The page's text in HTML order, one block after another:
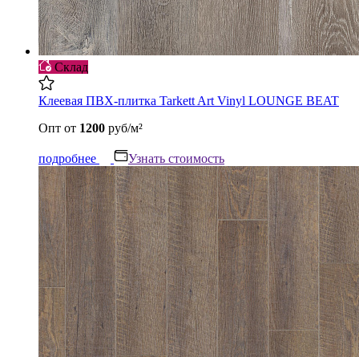
Склад
Клеевая ПВХ-плитка Tarkett Art Vinyl LOUNGE BEAT
Опт от 1200 руб/м²
подробнее Узнать стоимость